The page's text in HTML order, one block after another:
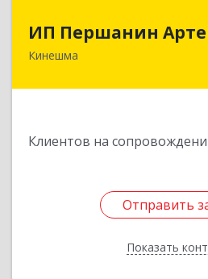
ИП Першанин
Кинешма
Клиентов на
Отправить
Показать
Отправить
Назад